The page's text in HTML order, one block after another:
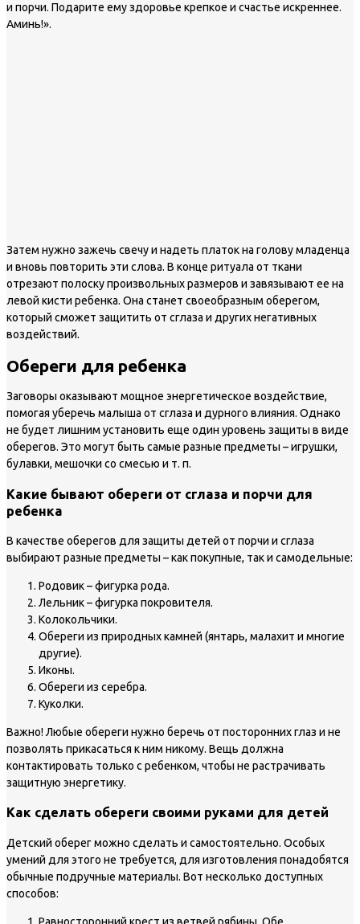
и порчи. Подарите ему здоровье крепкое и счастье искреннее.
Аминь!».
Затем нужно зажечь свечу и надеть платок на голову младенца
и вновь повторить эти слова. В конце ритуала от ткани
отрезают полоску произвольных размеров и завязывают ее на
левой кисти ребенка. Она станет своеобразным оберегом,
который сможет защитить от сглаза и других негативных
воздействий.
Обереги для ребенка
Заговоры оказывают мощное энергетическое воздействие,
помогая уберечь малыша от сглаза и дурного влияния. Однако
не будет лишним установить еще один уровень защиты в виде
оберегов. Это могут быть самые разные предметы – игрушки,
булавки, мешочки со смесью и т. п.
Какие бывают обереги от сглаза и порчи для
ребенка
В качестве оберегов для защиты детей от порчи и сглаза
выбирают разные предметы – как покупные, так и самодельные:
Родовик – фигурка рода.
Лельник – фигурка покровителя.
Колокольчики.
Обереги из природных камней (янтарь, малахит и многие
другие).
Иконы.
Обереги из серебра.
Куколки.
Важно!Любые обереги нужно беречь от посторонних глаз и не
позволять прикасаться к ним никому. Вещь должна
контактировать только с ребенком, чтобы не растрачивать
защитную энергетику.
Как сделать обереги своими руками для детей
Детский оберег можно сделать и самостоятельно. Особых
умений для этого не требуется, для изготовления понадобятся
обычные подручные материалы. Вот несколько доступных
способов:
Равносторонний крест из ветвей рябины. Обе